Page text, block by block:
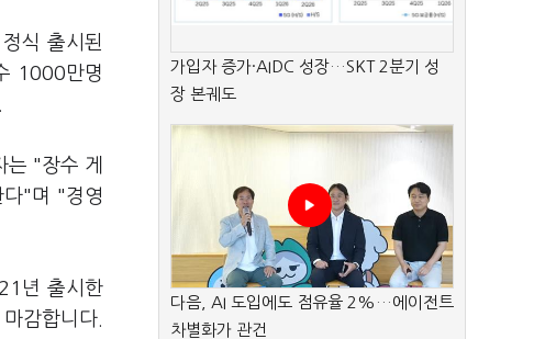
식 출시된
1000만명
"장수 게
다"며 "경영
년 출시한
감합니다.
가입자 증가·AIDC 성장…SKT 2분기 성
장 본궤도
다음, AI 도입에도 점유율 2%…에이전트
차별화가 관건